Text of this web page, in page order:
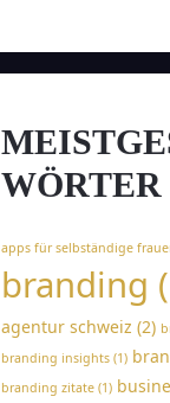
WÖRTER
apps für selbständige
branding
agentur schweiz (2)
branding insights (1)
branding zitate (1)